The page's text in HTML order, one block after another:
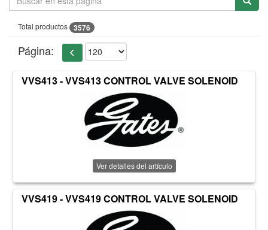
Total productos 3576
Página:
VVS413 - VVS413 CONTROL VALVE SOLENOID
Ver detalles del artículo
VVS419 - VVS419 CONTROL VALVE SOLENOID